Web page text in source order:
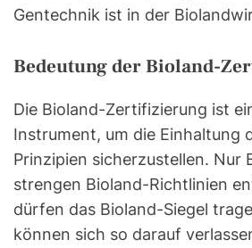
Gentechnik ist in der
Bedeutung der Bioland-
Die Bioland-Zertifizierung ist
Instrument, um die Einhaltung
Prinzipien sicherzustellen. Nur
strengen Bioland-Richtlinien
dürfen das Bioland-Siegel
können sich so darauf